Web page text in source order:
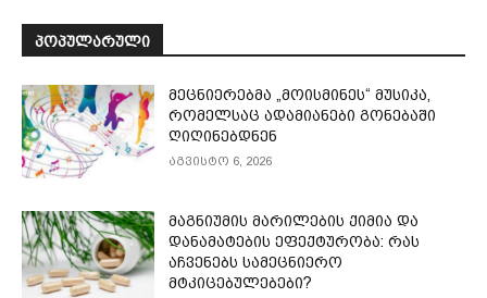
ᲞᲝᲞᲣᲚᲐᲠᲣᲚᲘ
მეცნიერებმა „მოისმინეს“ მუსიკა,
რომელსაც ადამიანები გონებაში
ღიღინებდნენ
აგვისტო 6, 2026
მაგნიუმის მარილების ქიმია და
დანამატების ეფექტურობა: რას
აჩვენებს სამეცნიერო
მტკიცებულებები?